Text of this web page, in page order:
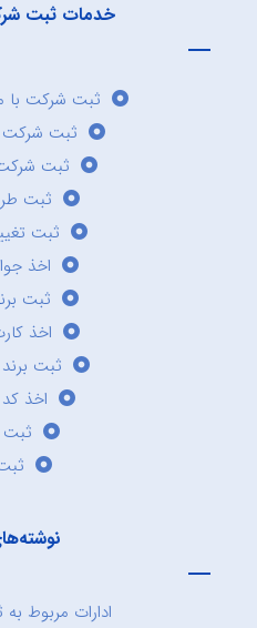
خدمات ثبت
ثبت شرکت با
ثبت
ثبت
ثبت
ثبت
اخذ
ثبت
اخذ
ثبت
اخذ
ادارات مربوط